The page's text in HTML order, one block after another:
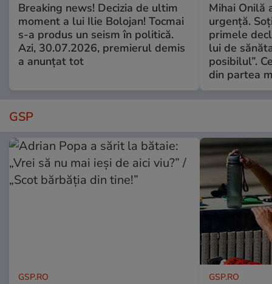
Breaking news! Decizia de ultim
moment a lui Ilie Bolojan! Tocmai
s-a produs un seism în politică.
Azi, 30.07.2026, premierul demis
a anunțat tot
Mihai Onilă
urgență.
primele
lui de
posibilul”.
din partea
GSP
GSP.RO GSP.RO